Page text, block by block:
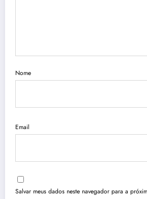
Nome
Email
Salvar meus dados neste navegador para a